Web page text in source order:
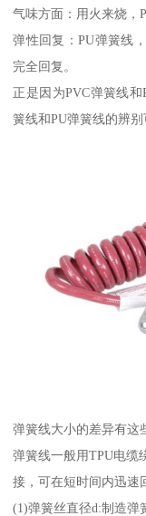
气味方面：用火来烧，
弹性回复：PU弹簧线
完全回复。
正是因为PVC弹簧线
簧线和PU弹簧线的辨
弹簧线大小的差异有这
弹簧线一般用TPU电缆
接，可在短时间内迅速
(1)弹簧丝直径d:制造弹